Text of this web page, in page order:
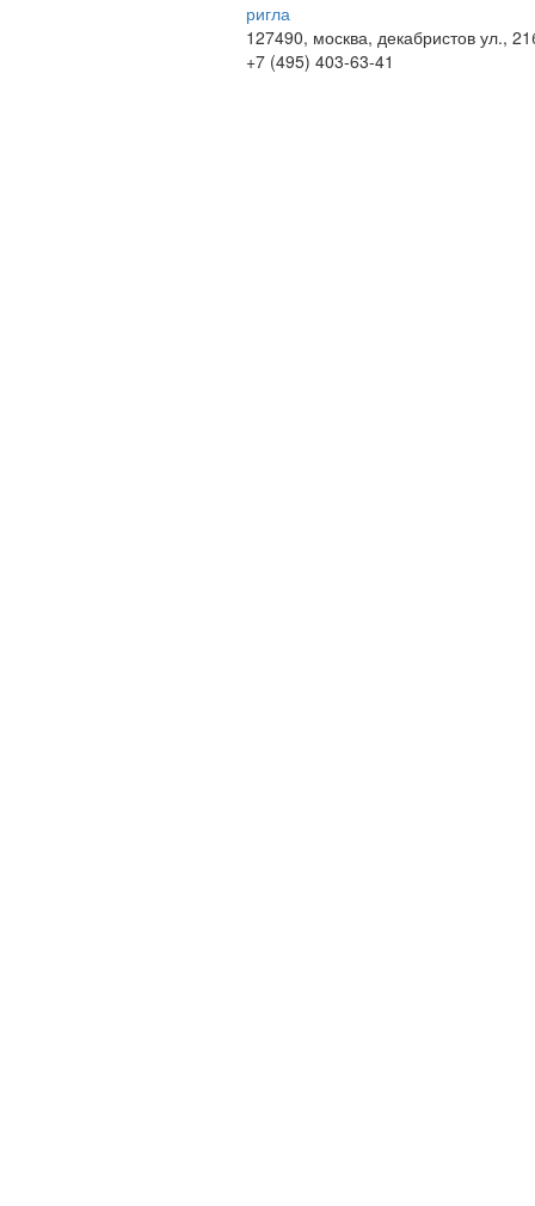
ригла
127490, москва, декабристов ул.,
+7 (495) 403-63-41